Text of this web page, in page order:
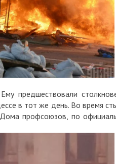
столкновения
в тот же день. Во время стычек
профсоюзов, по официальной